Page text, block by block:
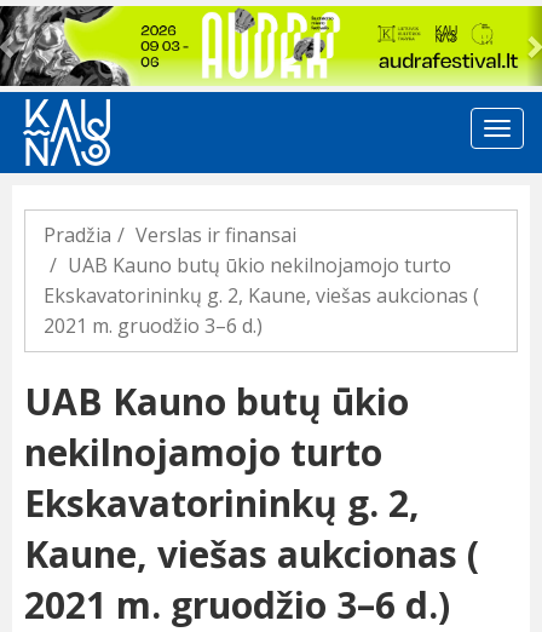
Previous
Pradžia
Verslas ir finansai
UAB Kauno butų ūkio nekilnojamojo turto
Ekskavatorininkų g. 2, Kaune, viešas aukcionas (
2021 m. gruodžio 3–6 d.)
UAB Kauno butų ūkio
nekilnojamojo turto
Ekskavatorininkų g. 2,
Kaune, viešas aukcionas (
2021 m. gruodžio 3–6 d.)